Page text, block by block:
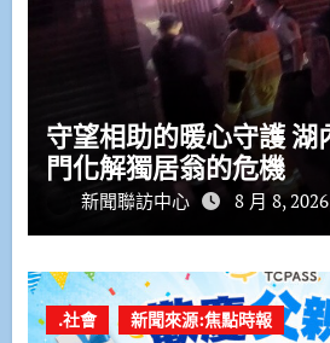
守望相助的暖心守護 湖內警消聯手破
門化解獨居翁的危機
新聞聯訪中心 8 月 8, 2026
.社會 新聞來源:焦點時報